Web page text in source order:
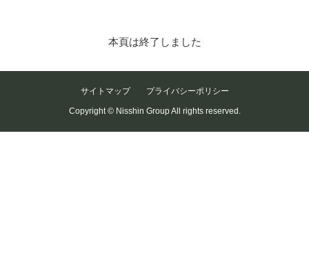
本頁は終了しました
サイトマップ プライバシーポリシー
Copyright © Nisshin Group All rights reserved.